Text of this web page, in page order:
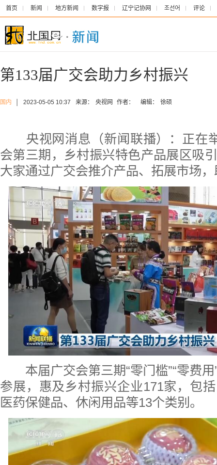
首页 新闻 地方新闻 数字报 辽宁记协网 조선어 评论
第133届广交会助力乡村振兴
国内 2023-05-05 10:37 来源： 央视网 作者： 编辑： 徐硕
央视网消息（新闻联播）：正在
会第三期，乡村振兴特色产品展区吸
大家通过广交会推介产品、拓展市场
本届广交会第三期“零门槛”“零费用
参展，惠及乡村振兴企业171家，包
医药保健品、休闲用品等13个类别。